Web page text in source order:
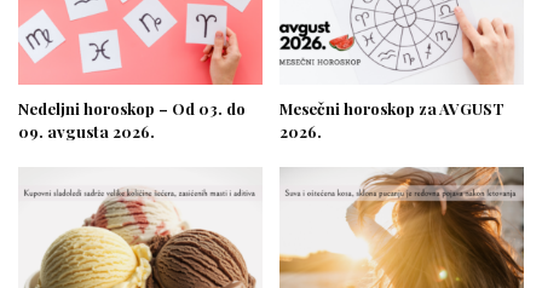
Nedeljni horoskop – Od 03. do
09. avgusta 2026.
Mesečni horoskop za AVGUST
2026.